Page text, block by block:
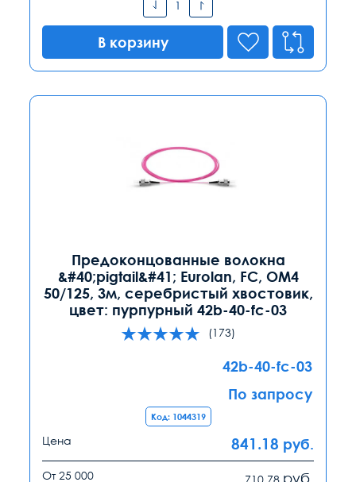
В корзину
Предоконцованные волокна
&#40;pigtail&#41; Eurolan, FC, OM4
50/125, 3м, серебристый хвостовик,
цвет: пурпурный 42b-40-fc-03
(173)
42b-40-fc-03
По запросу
Код: 1044319
Цена 841.18 руб.
От 25 000 710.78 руб.